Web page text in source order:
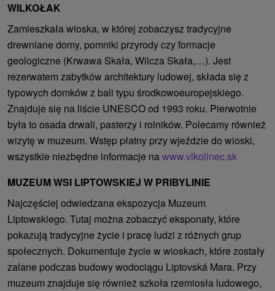
WILKOŁAK
Zamieszkała wioska, w której zobaczysz tradycyjne
drewniane domy, pomniki przyrody czy formacje
geologiczne (Krwawa Skała, Wilcza Skała,…). Jest
rezerwatem zabytków architektury ludowej, składa się z
typowych domków z bali typu środkowoeuropejskiego.
Znajduje się na liście UNESCO od 1993 roku. Pierwotnie
była to osada drwali, pasterzy i rolników. Polecamy również
wizytę w muzeum. Wstęp płatny przy wjeździe do wioski,
wszystkie niezbędne informacje nawww.vlkolinec.sk
MUZEUM WSI LIPTOWSKIEJ W PRIBYLINIE
Najczęściej odwiedzana ekspozycja Muzeum
Liptowskiego. Tutaj można zobaczyć eksponaty, które
pokazują tradycyjne życie i pracę ludzi z różnych grup
społecznych. Dokumentuje życie w wioskach, które zostały
zalane podczas budowy wodociągu Liptovská Mara. Przy
muzeum znajduje się również szkoła rzemiosła ludowego,